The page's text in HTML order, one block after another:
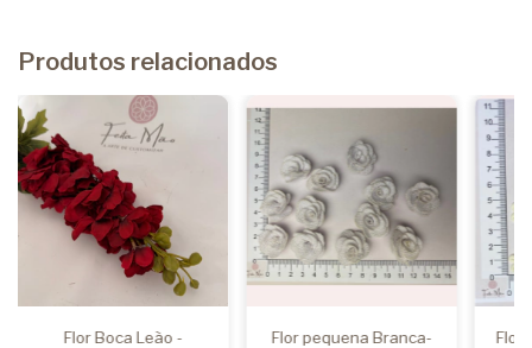
Produtos relacionados
Flor Boca Leão -
Flor pequena Branca-
Flor